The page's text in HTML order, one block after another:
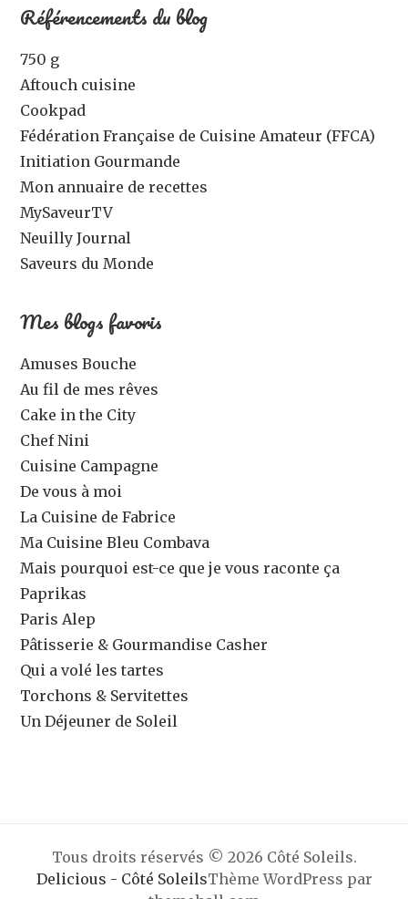
Référencements du blog
750 g
Aftouch cuisine
Cookpad
Fédération Française de Cuisine Amateur (FFCA)
Initiation Gourmande
Mon annuaire de recettes
MySaveurTV
Neuilly Journal
Saveurs du Monde
Mes blogs favoris
Amuses Bouche
Au fil de mes rêves
Cake in the City
Chef Nini
Cuisine Campagne
De vous à moi
La Cuisine de Fabrice
Ma Cuisine Bleu Combava
Mais pourquoi est-ce que je vous raconte ça
Paprikas
Paris Alep
Pâtisserie & Gourmandise Casher
Qui a volé les tartes
Torchons & Servitettes
Un Déjeuner de Soleil
Tous droits réservés © 2026 Côté Soleils.
Delicious - Côté SoleilsThème WordPress par